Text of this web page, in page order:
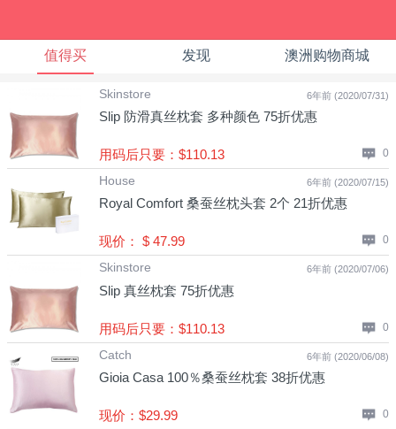
值得买 发现 澳洲购物商城
6年前 (2020/07/31)
Skinstore
Slip 防滑真丝枕套 多种颜色 75折优惠
用码后只要：$110.13 0
6年前 (2020/07/15)
House
Royal Comfort 桑蚕丝枕头套 2个 21折优惠
现价： $ 47.99 0
6年前 (2020/07/06)
Skinstore
Slip 真丝枕套 75折优惠
用码后只要：$110.13 0
6年前 (2020/06/08)
Catch
Gioia Casa 100％桑蚕丝枕套 38折优惠
现价：$29.99 0